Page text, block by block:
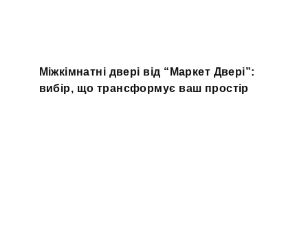
Міжкімнатні двері від “Маркет Двері”:
вибір, що трансформує ваш простір